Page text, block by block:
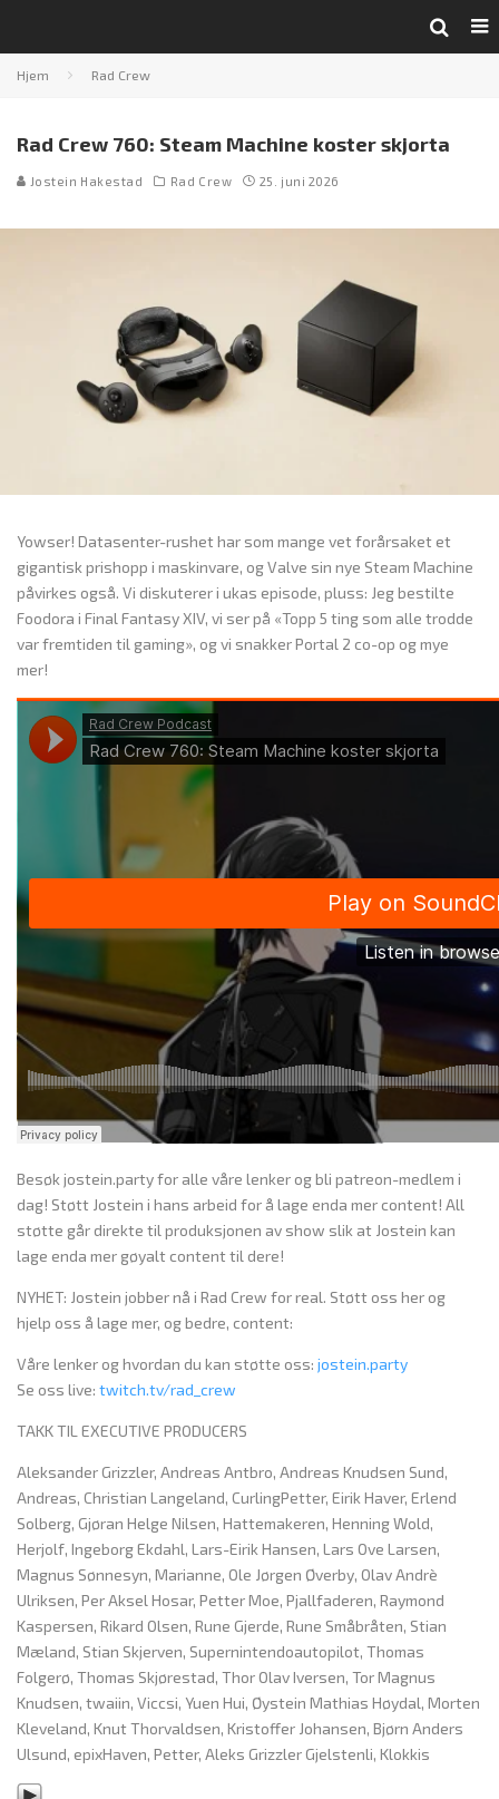
Hjem Rad Crew
Rad Crew 760: Steam Machine koster skjorta
Jostein Hakestad Rad Crew 25. juni 2026
Yowser! Datasenter-rushet har som mange vet forårsaket et
gigantisk prishopp i maskinvare, og Valve sin nye Steam Machine
påvirkes også. Vi diskuterer i ukas episode, pluss: Jeg bestilte
Foodora i Final Fantasy XIV, vi ser på «Topp 5 ting som alle trodde
var fremtiden til gaming», og vi snakker Portal 2 co-op og mye
mer!
Besøk jostein.party for alle våre lenker og bli patreon-medlem i
dag! Støtt Jostein i hans arbeid for å lage enda mer content! All
støtte går direkte til produksjonen av show slik at Jostein kan
lage enda mer gøyalt content til dere!
NYHET: Jostein jobber nå i Rad Crew for real. Støtt oss her og
hjelp oss å lage mer, og bedre, content:
Våre lenker og hvordan du kan støtte oss: jostein.party
Se oss live: twitch.tv/rad_crew
TAKK TIL EXECUTIVE PRODUCERS
Aleksander Grizzler, Andreas Antbro, Andreas Knudsen Sund,
Andreas, Christian Langeland, CurlingPetter, Eirik Haver, Erlend
Solberg, Gjøran Helge Nilsen, Hattemakeren, Henning Wold,
Herjolf, Ingeborg Ekdahl, Lars-Eirik Hansen, Lars Ove Larsen,
Magnus Sønnesyn, Marianne, Ole Jørgen Øverby, Olav Andrè
Ulriksen, Per Aksel Hosar, Petter Moe, Pjallfaderen, Raymond
Kaspersen, Rikard Olsen, Rune Gjerde, Rune Småbråten, Stian
Mæland, Stian Skjerven, Supernintendoautopilot, Thomas
Folgerø, Thomas Skjørestad, Thor Olav Iversen, Tor Magnus
Knudsen, twaiin, Viccsi, Yuen Hui, Øystein Mathias Høydal, Morten
Kleveland, Knut Thorvaldsen, Kristoffer Johansen, Bjørn Anders
Ulsund, epixHaven, Petter, Aleks Grizzler Gjelstenli, Klokkis